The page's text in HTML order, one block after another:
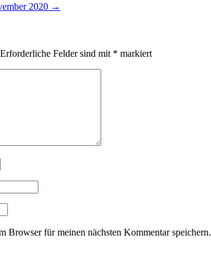
2020 →
Erforderliche Felder sind mit * markiert
Browser für meinen nächsten Kommentar speichern.